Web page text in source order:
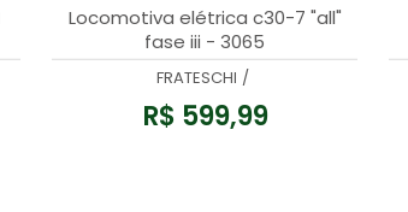
Locomotiva elétrica c30-7 "all"
fase iii - 3065
FRATESCHI /
R$ 599,99